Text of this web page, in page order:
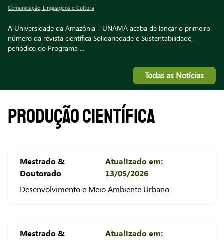
Comunicação, Linguagens e Cultura
A Universidade da Amazônia - UNAMA acaba de lançar o primeiro
número da revista científica Solidariedade e Sustentabilidade,
periódico do Programa ...
Todas as Notícias
PRODUÇÃO CIENTÍFICA
Mestrado &
Doutorado
Atualizado em:
13/05/2026
Desenvolvimento e Meio Ambiente Urbano
Mestrado &
Atualizado em: